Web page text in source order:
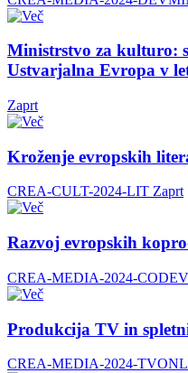
Ministrstvo za kulturo:
Ustvarjalna Evropa v
Zaprt
Kroženje evropskih
CREA-CULT-2024-LIT Zaprt
Razvoj evropskih
CREA-MEDIA-2024-CODEV
Produkcija TV in
CREA-MEDIA-2024-